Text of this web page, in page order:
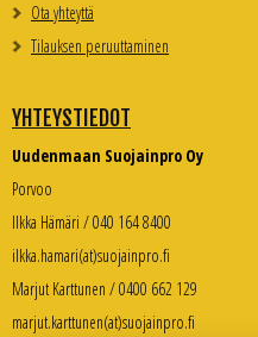
Ota yhteyttä
Tilauksen peruuttaminen
YHTEYSTIEDOT
Uudenmaan Suojainpro Oy
Porvoo
Ilkka Hämäri / 040 164 8400
ilkka.hamari(at)suojainpro.fi
Marjut Karttunen / 0400 662 129
marjut.karttunen(at)suojainpro.fi